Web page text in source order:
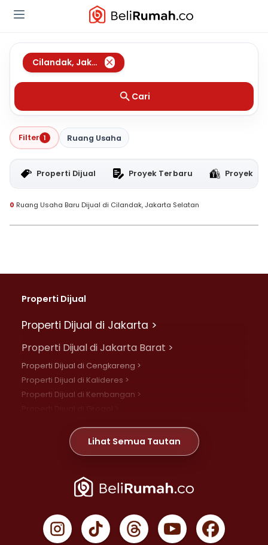
Cilandak, Jakarta Selatan
Cari
Filter 1 Ruang Usaha
Properti Dijual Proyek Terbaru Proyek
0 Ruang Usaha Baru Dijual di Cilandak, Jakarta Selatan
Properti Dijual
Properti Dijual di Jakarta >
Properti Dijual di Jakarta Barat >
Properti Dijual di Cengkareng >
Properti Dijual di Kalideres >
Properti Dijual di Kembangan >
Properti Dijual di Meruya >
Properti Dijual di Jelambar >
Properti Dijual di Jakarta Pusat >
Properti Dijual di Gambir >
Properti Dijual di Johar Baru >
Lihat Semua Tautan